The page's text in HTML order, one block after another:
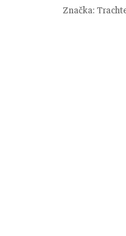
Značka: